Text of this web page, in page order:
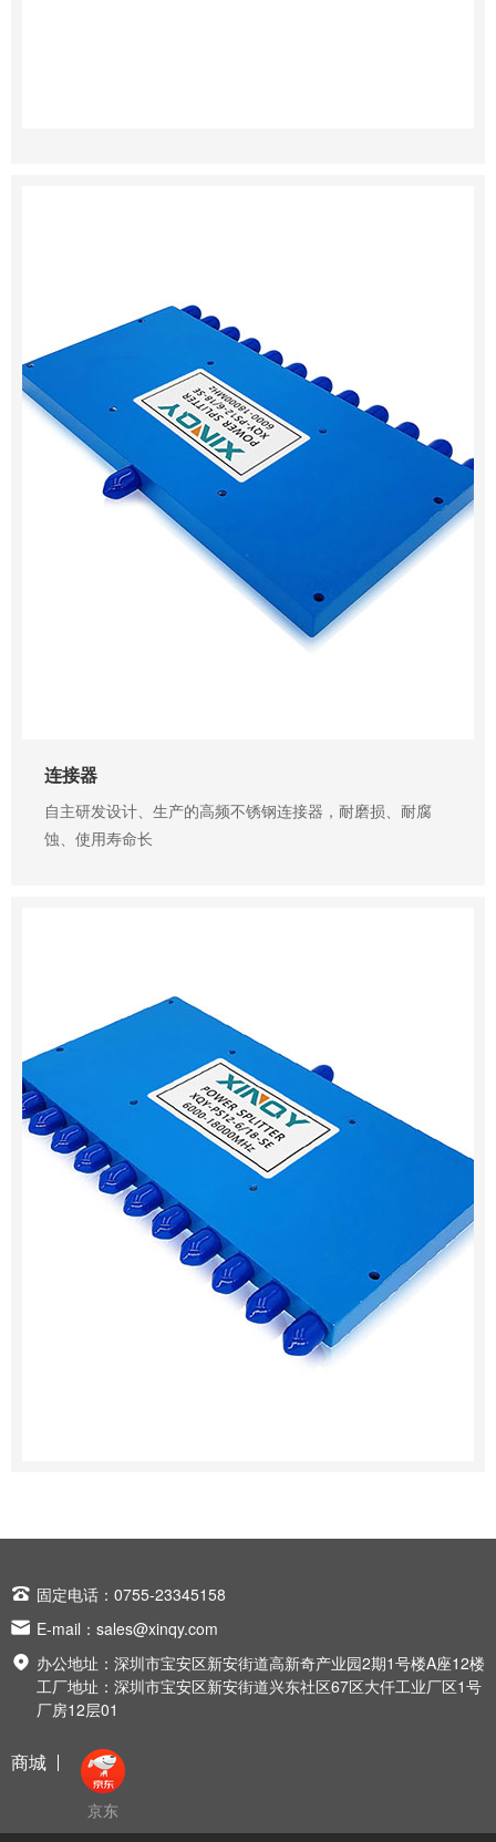
连接器
自主研发设计、生产的高频不锈钢连接器，耐磨损、耐腐
蚀、使用寿命长
 固定电话：0755-23345158
 E-mail： sales@xinqy.com
 办公地址：深圳市宝安区新安街道高新奇产业园2期1号楼A座12楼
工厂地址：深圳市宝安区新安街道兴东社区67区大仟工业厂区1号
厂房12层01
商城
京东